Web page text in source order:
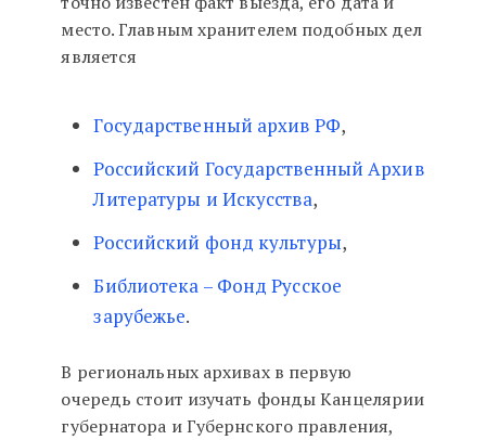
место. Главным хранителем подобных дел
является
Государственный архив РФ,
Российский Государственный Архив
Литературы и Искусства,
Российский фонд культуры,
Библиотека – Фонд Русское
зарубежье.
В региональных архивах в первую
очередь стоит изучать фонды Канцелярии
губернатора и Губернского правления,